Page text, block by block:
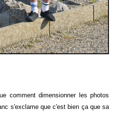
comment dimensionner les photos
s'exclame que c'est bien ça que sa